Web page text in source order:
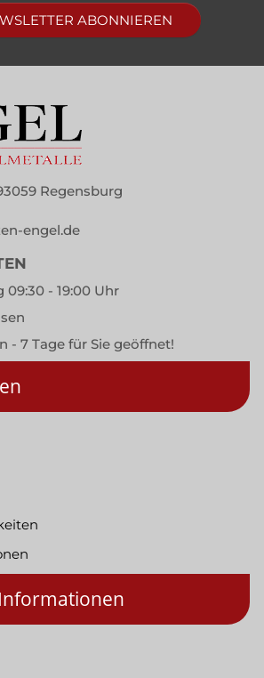
ABONNIEREN
Regensburg
engel.de
- 19:00 Uhr
- 7 Tage für Sie geöffnet!